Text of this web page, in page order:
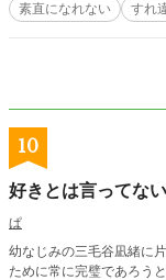
素直になれない
すれ
10
好きとは言ってな
ぱ
幼なじみの三毛谷凪緒に
ために常に完璧であろう